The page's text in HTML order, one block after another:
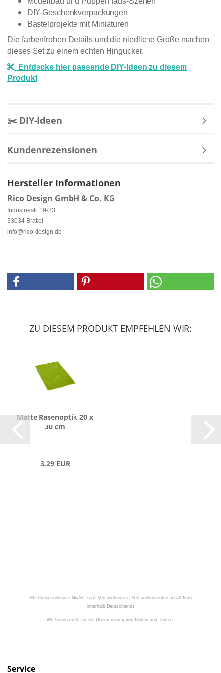
DIY-Geschenkverpackungen
Bastelprojekte mit Miniaturen
Die farbenfrohen Details und die niedliche Größe machen
dieses Set zu einem echten Hingucker.
Entdecke hier passende DIY-Ideen zu diesem
Produkt
✂️ DIY-Ideen
Kundenrezensionen
Hersteller Informationen
Rico Design GmbH & Co. KG
Industriestr. 19-23
33034 Brakel
info@rico-design.de
ZU DIESEM PRODUKT EMPFEHLEN WIR:
Matte Ra­sen­op­tik 20 x
30 cm
3,29 EUR
Alle Preise inklusive MwSt. zzgl. Versandkosten | Versandkostenfrei ab 49 Euro
innerhalb Deutschlands
Wir benutzen KI für die Überarbeitung von Bildern und Texten.
Service